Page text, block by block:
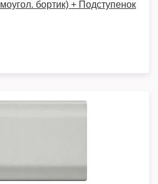
бортик) + Подступенок